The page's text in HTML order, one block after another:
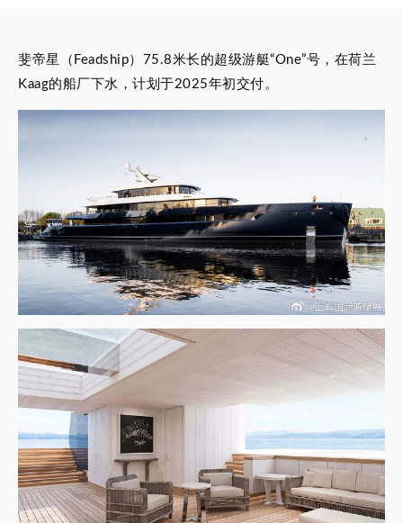
斐帝星（Feadship）75.8米长的超级游艇“One”号，在荷兰
Kaag的船厂下水，计划于2025年初交付。